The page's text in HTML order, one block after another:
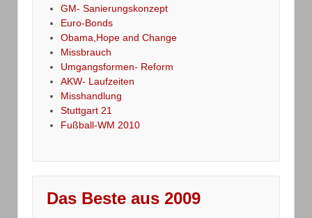
GM- Sanierungskonzept
Euro-Bonds
Obama,Hope and Change
Missbrauch
Umgangsformen- Reform
AKW- Laufzeiten
Misshandlung
Stuttgart 21
Fußball-WM 2010
Das Beste aus 2009